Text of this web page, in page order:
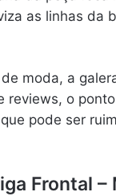
as linhas da
moda, a
reviews, o
pode ser
Frontal